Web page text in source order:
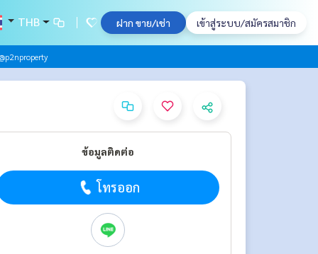
THB ฝาก ขาย/เช่า เข้าสู่ระบบ/สมัครสมาชิก
ข้อมูลติดต่อ
โทรออก